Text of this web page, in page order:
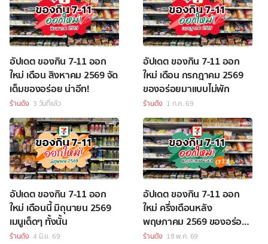
อัปเดต ของกิน 7-11 ออก
ใหม่ เดือน สิงหาคม 2569 จัด
เต็มของอร่อย น่าอีท!
ร้านดัง 3 วันที่แล้ว
อัปเดต ของกิน 7-11 ออก
ใหม่ เดือน กรกฎาคม 2569
ของอร่อยมาแบบไม่พัก
ร้านดัง 1 ก.ค. 69
อัปเดต ของกิน 7-11 ออก
ใหม่ เดือนนี้ มิถุนายน 2569
เมนูเด็ดๆ ทั้งนั้น
ร้านดัง 4 มิ.ย. 69
อัปเดต ของกิน 7-11 ออก
ใหม่ ครึ่งเดือนหลัง
พฤษภาคม 2569 ของอร่อย
เพียบ
ร้านดัง 18 พ.ค. 69